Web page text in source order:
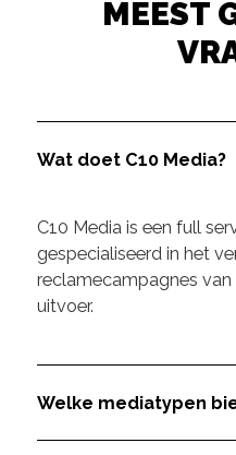
MEEST
Wat doet C10 Media?
C10 Media is een full
gespecialiseerd in het
reclamecampagnes
uitvoer.
Welke mediatypen